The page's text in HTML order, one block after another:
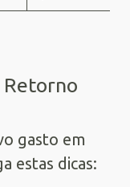
Retorno
gasto em
estas dicas: